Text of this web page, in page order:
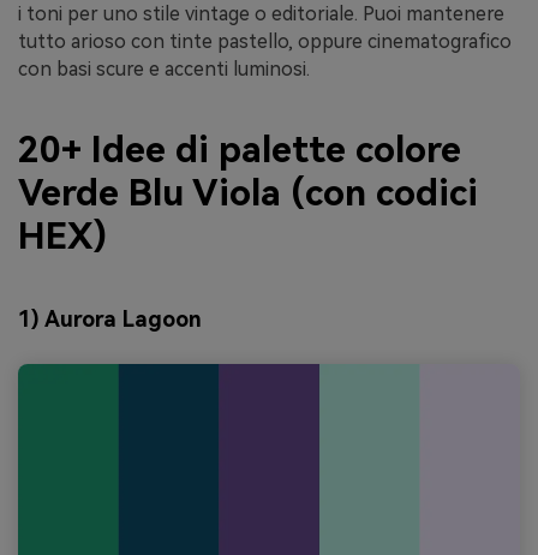
i toni per uno stile vintage o editoriale. Puoi mantenere
tutto arioso con tinte pastello, oppure cinematografico
con basi scure e accenti luminosi.
20+ Idee di palette colore
Verde Blu Viola (con codici
HEX)
1) Aurora Lagoon